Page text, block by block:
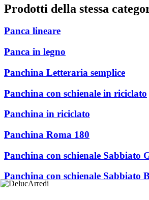
Prodotti della stessa
Panca lineare
Panca in legno
Panchina Letteraria semplice
Panchina con schienale in riciclato
Panchina in riciclato
Panchina Roma 180
Panchina con schienale Sabbiato
Panchina con schienale Sabbiato